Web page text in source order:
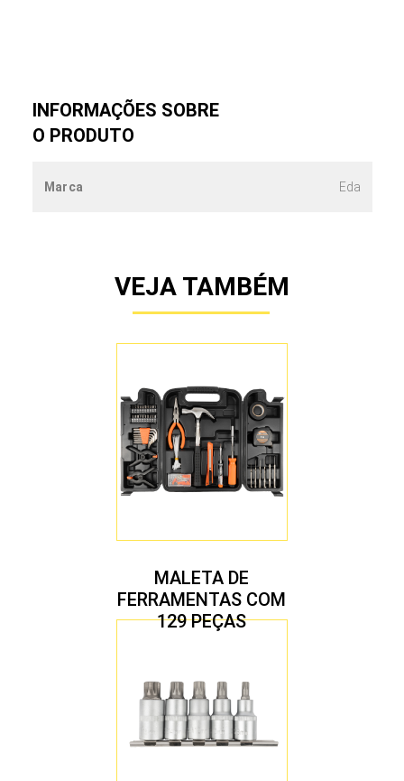
INFORMAÇÕES SOBRE
O PRODUTO
Marca Eda
VEJA TAMBÉM
MALETA DE
FERRAMENTAS COM
129 PEÇAS